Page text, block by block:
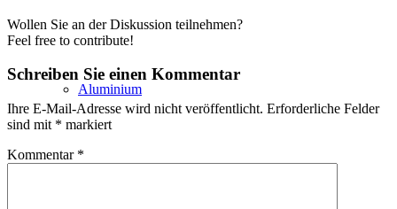
Aluminium
Wollen Sie an der Diskussion teilnehmen?
Feel free to contribute!
Schreiben Sie einen Kommentar
Ihre E-Mail-Adresse wird nicht veröffentlicht. Erforderliche Felder
sind mit * markiert
Kommentar *